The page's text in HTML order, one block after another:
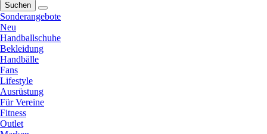
Suchen
Sonderangebote
Neu
Handballschuhe
Bekleidung
Handbälle
Fans
Lifestyle
Ausrüstung
Für Vereine
Fitness
Outlet